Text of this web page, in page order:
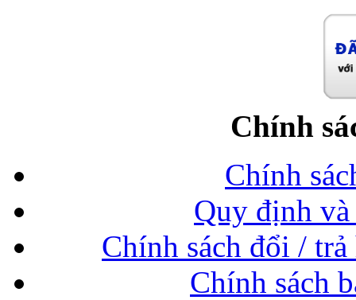
Chính
Chính
Quy định
Chính sách đổi /
Chính sách